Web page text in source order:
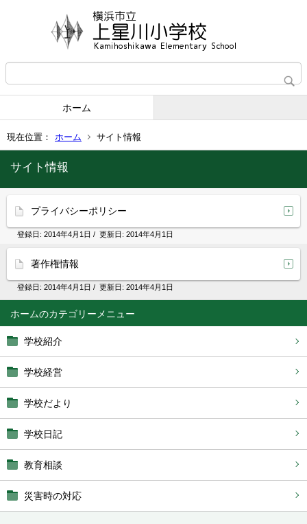
ホーム
現在位置： ホーム サイト情報
ホーム
学校紹介
学校経営
学校だより
学校日記
教育相談
災害時の対応
サイト情報
プライバシーポリシー
登録日: 2014年4月1日 / 更新日: 2014年4月1日
著作権情報
登録日: 2014年4月1日 / 更新日: 2014年4月1日